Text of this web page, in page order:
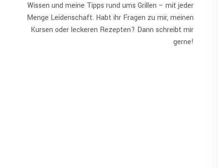
Wissen und meine Tipps rund ums Grillen – mit jeder
Menge Leidenschaft. Habt ihr Fragen zu mir, meinen
Kursen oder leckeren Rezepten? Dann schreibt mir
gerne!